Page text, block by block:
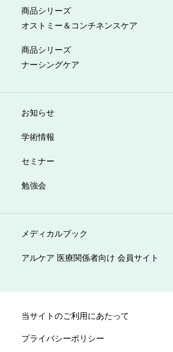
商品シリーズ
オストミー＆コンチネンスケア
商品シリーズ
ナーシングケア
お知らせ
学術情報
セミナー
勉強会
メディカルブック
アルケア 医療関係者向け 会員サイト
当サイトのご利用にあたって
プライバシーポリシー